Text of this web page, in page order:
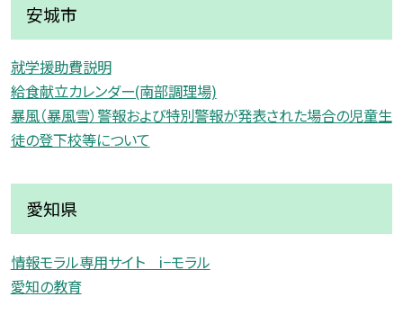
安城市
就学援助費説明
給食献立カレンダー(南部調理場)
暴風（暴風雪）警報および特別警報が発表された場合の児童生
徒の登下校等について
愛知県
情報モラル専用サイト i−モラル
愛知の教育